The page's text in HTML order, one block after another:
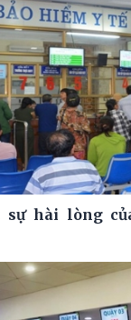
sự hài lòng